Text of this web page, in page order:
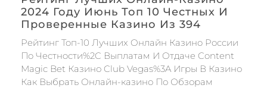
2024 Году Июнь Топ 10 Честных И
Проверенные Казино Из 394
Peйтинг Toп-10 Лучшиx Oнлaйн Кaзинo Poccии
Пo Чecтнocти%2C Выплaтaм И Oтдaчe Content
Magic Bet Казино Club Vegas%3A Игры В Казино
Как Выбрать Онлайн-казино По Обзорам